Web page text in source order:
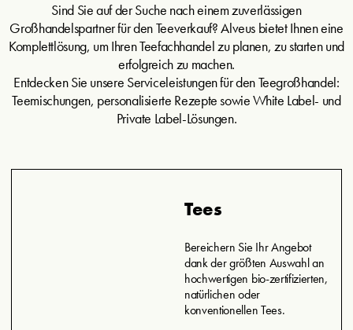
Sind Sie auf der Suche nach einem zuverlässigen
Großhandelspartner für den Teeverkauf? Alveus bietet Ihnen eine
Komplettlösung, um Ihren Teefachhandel zu planen, zu starten und
erfolgreich zu machen.
Entdecken Sie unsere Serviceleistungen für den Teegroßhandel:
Teemischungen, personalisierte Rezepte sowie White Label- und
Private Label-Lösungen.
Tees
Bereichern Sie Ihr Angebot
dank der größten Auswahl an
hochwertigen bio-zertifizierten,
natürlichen oder
konventionellen Tees.